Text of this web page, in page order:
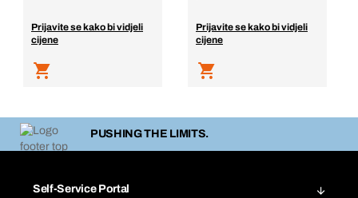
Prijavite se kako bi vidjeli
cijene
Prijavite se kako bi vidjeli
cijene
PUSHING THE LIMITS.
Self-Service Portal